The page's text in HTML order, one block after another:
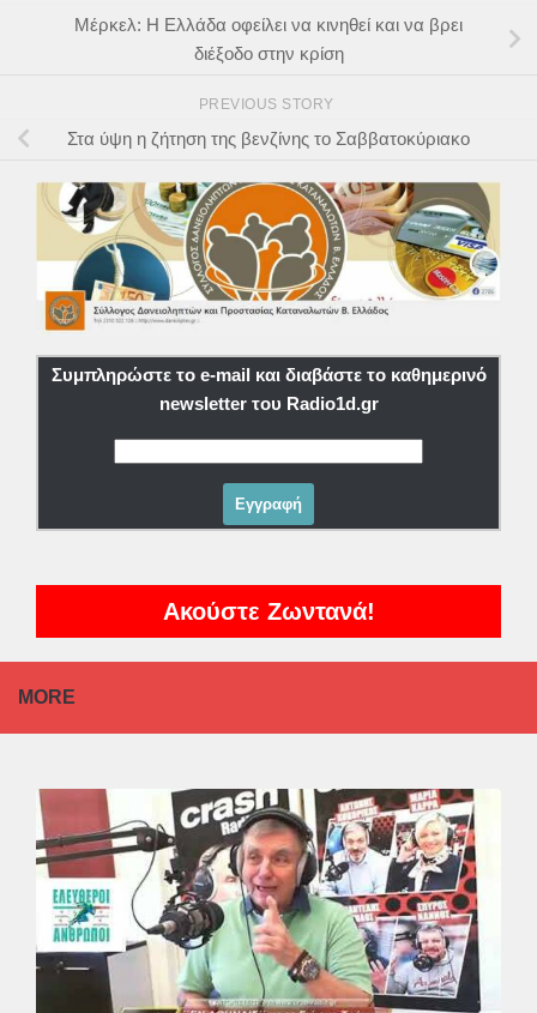
Μέρκελ: Η Ελλάδα οφείλει να κινηθεί και να βρει
διέξοδο στην κρίση
PREVIOUS STORY
Στα ύψη η ζήτηση της βενζίνης το Σαββατοκύριακο
Συμπληρώστε το e-mail και διαβάστε το καθημερινό
newsletter του Radio1d.gr
Ακούστε Ζωντανά!
MORE